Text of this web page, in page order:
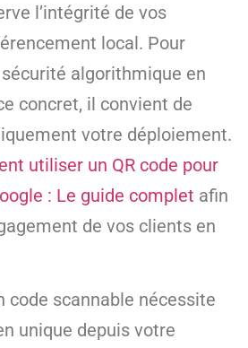
l’intégrité de vos
local. Pour
algorithmique en
concret, il convient de
votre déploiement.
utiliser un QR code pour
: Le guide complet afin
de vos clients en
code scannable nécessite
unique depuis votre